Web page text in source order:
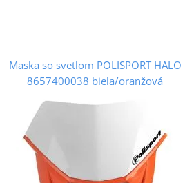
Maska so svetlom POLISPORT HALO
8657400038 biela/oranžová